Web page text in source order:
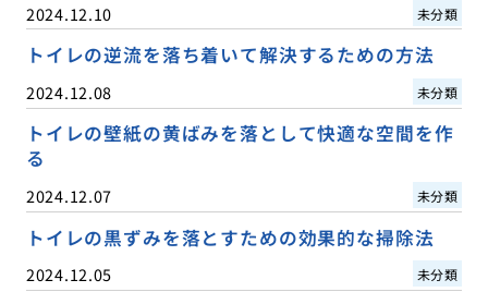
2024.12.10 未分類
トイレの逆流を落ち着いて解決するための方法
2024.12.08 未分類
トイレの壁紙の黄ばみを落として快適な空間を作
る
2024.12.07 未分類
トイレの黒ずみを落とすための効果的な掃除法
2024.12.05 未分類